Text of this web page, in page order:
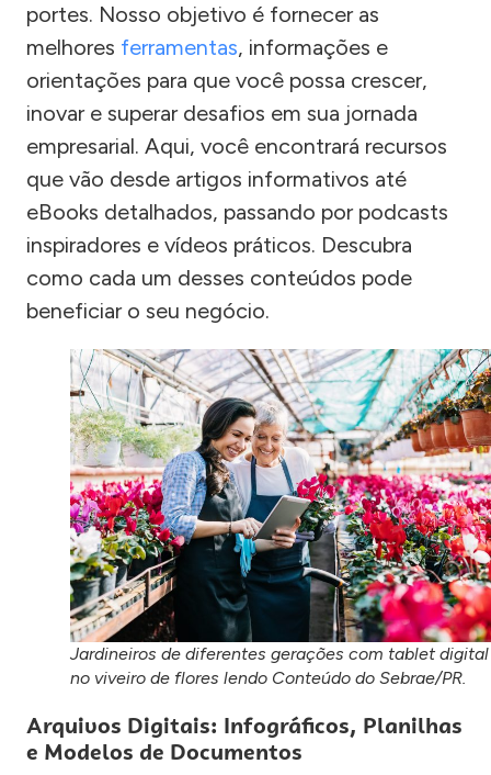
portes. Nosso objetivo é fornecer as
melhores ferramentas, informações e
orientações para que você possa crescer,
inovar e superar desafios em sua jornada
empresarial. Aqui, você encontrará recursos
que vão desde artigos informativos até
eBooks detalhados, passando por podcasts
inspiradores e vídeos práticos. Descubra
como cada um desses conteúdos pode
beneficiar o seu negócio.
Jardineiros de diferentes gerações com tablet digital
no viveiro de flores lendo Conteúdo do Sebrae/PR.
Arquivos Digitais: Infográficos, Planilhas
e Modelos de Documentos